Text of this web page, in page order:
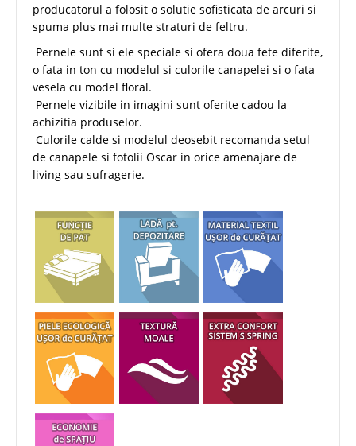
producatorul a folosit o solutie sofisticata de arcuri si
spuma plus mai multe straturi de feltru.
Pernele sunt si ele speciale si ofera doua fete diferite,
o fata in ton cu modelul si culorile canapelei si o fata
vesela cu model floral.
Pernele vizibile in imagini sunt oferite cadou la
achizitia produselor.
Culorile calde si modelul deosebit recomanda setul
de canapele si fotolii Oscar in orice amenajare de
living sau sufragerie.